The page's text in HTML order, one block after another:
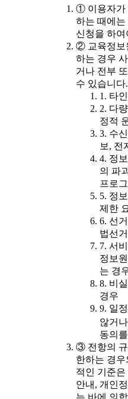
① 이용자가
하는 때에는
신청을 하여
② 교육정보
하는 경우
거나 전부
수 있습니다.
1. 타
2. 다
정적
3. 수
보, 전
4. 정
의 파
프로
5. 정
제한
6. 선
법선
7. 서
정보
는 경
8. 비
경우
9. 일
않거
동의
③ 전항의 규
한하는 경우
적인 기준
안내, 개인